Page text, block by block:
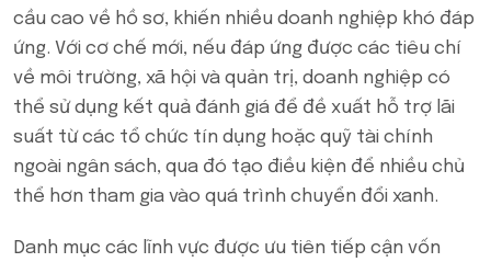
cầu cao về hồ sơ, khiến nhiều doanh nghiệp khó đáp
ứng. Với cơ chế mới, nếu đáp ứng được các tiêu chí
về môi trường, xã hội và quản trị, doanh nghiệp có
thể sử dụng kết quả đánh giá để đề xuất hỗ trợ lãi
suất từ các tổ chức tín dụng hoặc quỹ tài chính
ngoài ngân sách, qua đó tạo điều kiện để nhiều chủ
thể hơn tham gia vào quá trình chuyển đổi xanh.
Danh mục các lĩnh vực được ưu tiên tiếp cận vốn